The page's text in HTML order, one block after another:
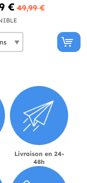
€ 49,99 €
Livraison en 24-
48h